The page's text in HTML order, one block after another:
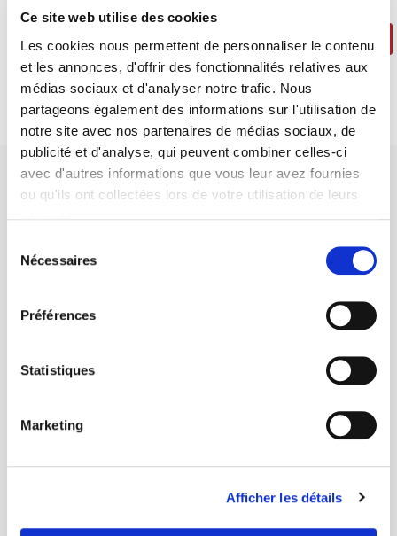
Ce site web utilise des cookies
Les cookies nous permettent de personnaliser le contenu
et les annonces, d'offrir des fonctionnalités relatives aux
médias sociaux et d'analyser notre trafic. Nous
partageons également des informations sur l'utilisation de
notre site avec nos partenaires de médias sociaux, de
publicité et d'analyse, qui peuvent combiner celles-ci
avec d'autres informations que vous leur avez fournies
ou qu'ils ont collectées lors de votre utilisation de leurs
Nécessaires
Préférences
Statistiques
Marketing
Afficher les détails
Continue shopping Proceed to checkout
SCIENCES PO UNIVERSITY PRESS has a threefold role: to publish
original research, to edit reference works for student use, and to
FOREIGN RIGHTS
CONDITIONS OF SALE
Future Releases